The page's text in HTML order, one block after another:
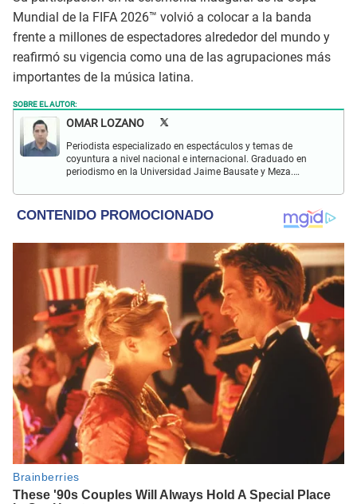
Mundial de la FIFA 2026™ volvió a colocar a la banda
frente a millones de espectadores alrededor del mundo y
reafirmó su vigencia como una de las agrupaciones más
importantes de la música latina.
SOBRE EL AUTOR:
OMAR LOZANO
Periodista especializado en espectáculos y temas de
coyuntura a nivel nacional e internacional. Graduado en
periodismo en la Universidad Jaime Bausate y Meza.
relacionados con espectáculos y sociales.